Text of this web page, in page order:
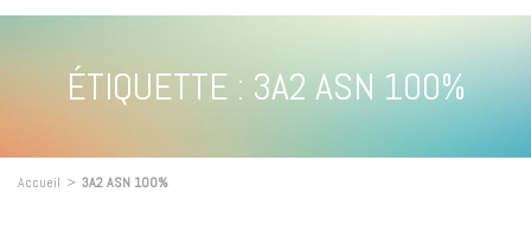
ÉTIQUETTE : 3A2 ASN 100%
Accueil > 3A2 ASN 100%